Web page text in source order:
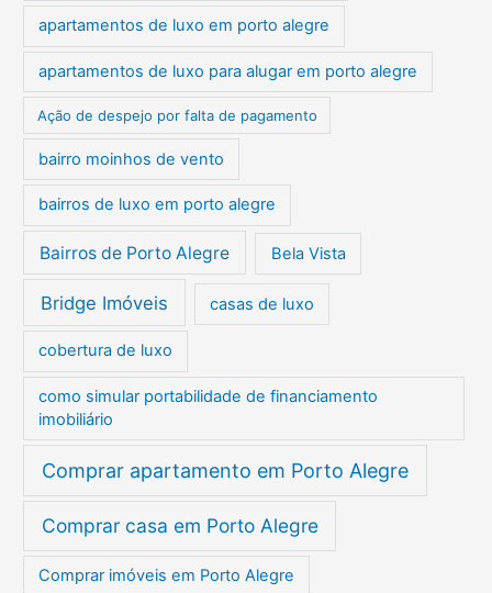
apartamentos de luxo em porto alegre
apartamentos de luxo para alugar em porto alegre
Ação de despejo por falta de pagamento
bairro moinhos de vento
bairros de luxo em porto alegre
Bairros de Porto Alegre Bela Vista
Bridge Imóveis casas de luxo
cobertura de luxo
como simular portabilidade de financiamento
imobiliário
Comprar apartamento em Porto Alegre
Comprar casa em Porto Alegre
Comprar imóveis em Porto Alegre